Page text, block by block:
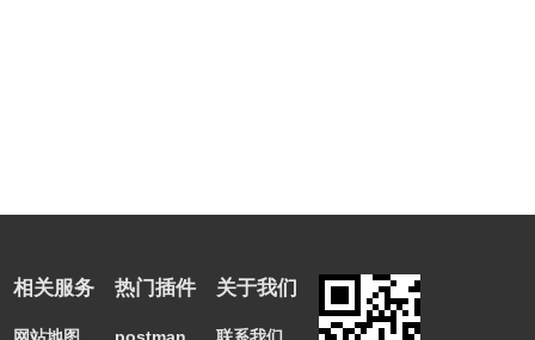
提供insert，insertList，select，update和delete方法。
自动识别pojo字段的注释，并添加为sql注释。
相关服务 热门插件 关于我们